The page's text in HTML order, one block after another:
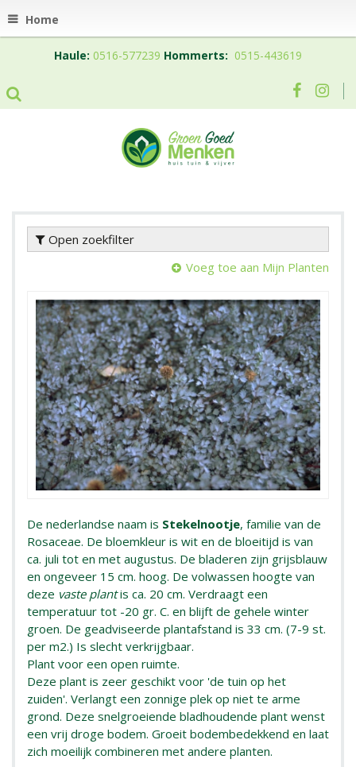
Home
Haule: 0516-577239 Hommerts: 0515-443619
Open zoekfilter
Voeg toe aan Mijn Planten
De nederlandse naam is Stekelnootje, familie van de
Rosaceae. De bloemkleur is wit en de bloeitijd is van
ca. juli tot en met augustus. De bladeren zijn grijsblauw
en ongeveer 15 cm. hoog. De volwassen hoogte van
deze vaste plantis ca. 20 cm. Verdraagt een
temperatuur tot -20 gr. C. en blijft de gehele winter
groen. De geadviseerde plantafstand is 33 cm. (7-9 st.
per m2.) Is slecht verkrijgbaar.
Plant voor een open ruimte.
Deze plant is zeer geschikt voor 'de tuin op het
zuiden'. Verlangt een zonnige plek op niet te arme
grond. Deze snelgroeiende bladhoudende plant wenst
een vrij droge bodem. Groeit bodembedekkend en laat
zich moeilijk combineren met andere planten.